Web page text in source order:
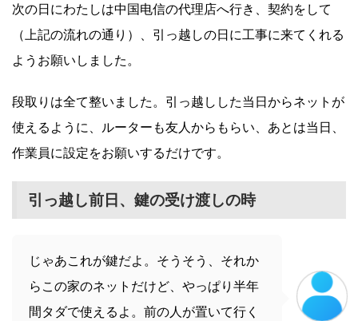
次の日にわたしは中国电信の代理店へ行き、契約をして
（上記の流れの通り）、引っ越しの日に工事に来てくれる
ようお願いしました。
段取りは全て整いました。引っ越しした当日からネットが
使えるように、ルーターも友人からもらい、あとは当日、
作業員に設定をお願いするだけです。
引っ越し前日、鍵の受け渡しの時
じゃあこれが鍵だよ。そうそう、それか
らこの家のネットだけど、やっぱり半年
間タダで使えるよ。前の人が置いて行く